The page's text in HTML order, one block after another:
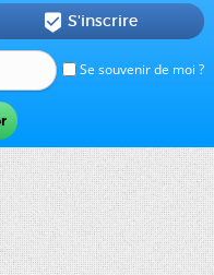
Se souvenir de moi ?
 S'inscrire